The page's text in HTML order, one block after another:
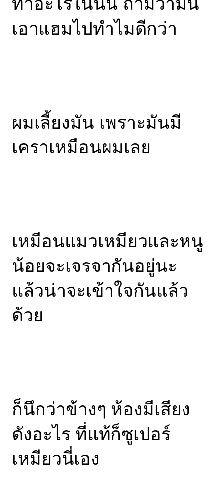
เอาแฮมไปทำไมดีกว่า
ผมเลี้ยงมัน เพราะมันมี
เคราเหมือนผมเลย
เหมีอนแมวเหมียวและหนู
น้อยจะเจรจากันอยู่นะ
แล้วน่าจะเข้าใจกันแล้ว
ด้วย
ก็นึกว่าข้างๆ ห้องมีเสียง
ดังอะไร ที่แท้ก็ซูเปอร์
เหมียวนี่เอง